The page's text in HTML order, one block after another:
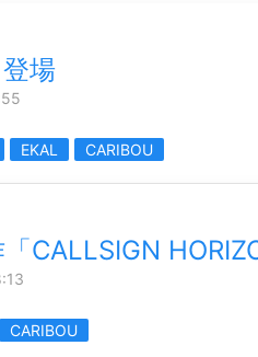
場
EKAL CARIBOU
CALLSIGN
CARIBOU